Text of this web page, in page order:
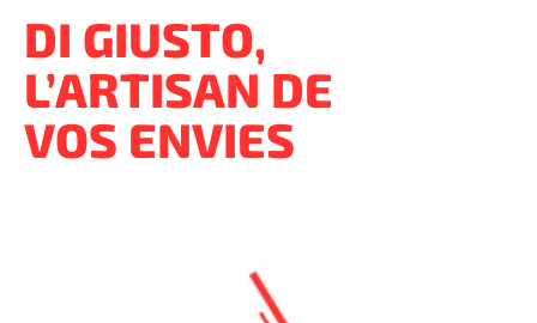
DI GIUSTO,
L’ARTISAN DE
VOS ENVIES